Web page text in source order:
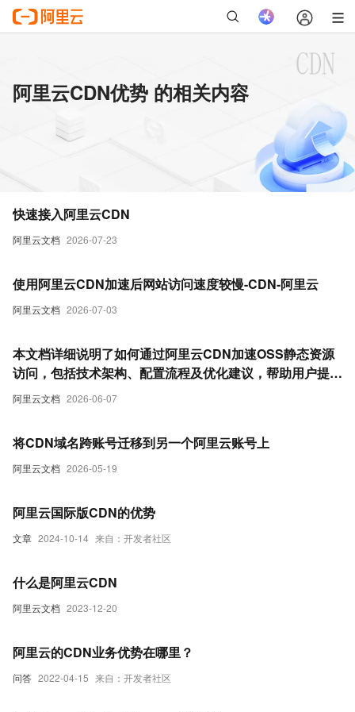
阿里云CDN优势 的相关内容
阿里云文档 2026-07-23
快速接入阿里云CDN
阿里云文档 2026-07-03
使用阿里云CDN加速后网站访问速度较慢-CDN-阿里云
阿里云文档 2026-06-07
本文档详细说明了如何通过阿里云CDN加速OSS静态资源
访问，包括技术架构、配置流程及优化建议，帮助用户提升
访问速度并降低源站负载。
阿里云文档 2026-05-19
将CDN域名跨账号迁移到另一个阿里云账号上
文章 2024-10-14 来自：开发者社区
阿里云国际版CDN的优势
阿里云文档 2023-12-20
什么是阿里云CDN
问答 2022-04-15 来自：开发者社区
阿里云的CDN业务优势在哪里？